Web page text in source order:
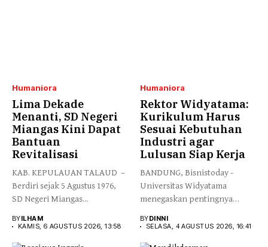
Humaniora
Lima Dekade
Menanti, SD Negeri
Miangas Kini Dapat
Bantuan
Revitalisasi
KAB. KEPULAUAN TALAUD –
Berdiri sejak 5 Agustus 1976,
SD Negeri Miangas...
BYILHAM
KAMIS, 6 AGUSTUS 2026, 13:58
Humaniora
Rektor Widyatama:
Kurikulum Harus
Sesuai Kebutuhan
Industri agar
Lulusan Siap Kerja
BANDUNG, Bisnistoday -
Universitas Widyatama
menegaskan pentingnya
pendidikan tinggi yang
BYDINNI
SELASA, 4 AGUSTUS 2026, 16:41